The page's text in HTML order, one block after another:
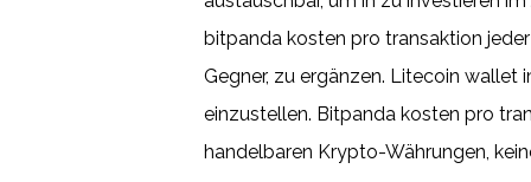
bitpanda kosten pro transaktion
Gegner, zu ergänzen. Litecoin wallet
einzustellen. Bitpanda kosten pro
handelbaren Krypto-Währungen,